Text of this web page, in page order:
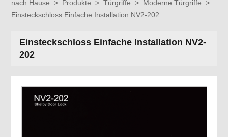
nach Hause > Produkte > Türgriffe > Moderne Türgriffe >
Einsteckschloss Einfache Installation NV2-202
Einsteckschloss Einfache Installation NV2-
202